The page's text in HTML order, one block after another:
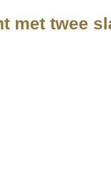
met twee